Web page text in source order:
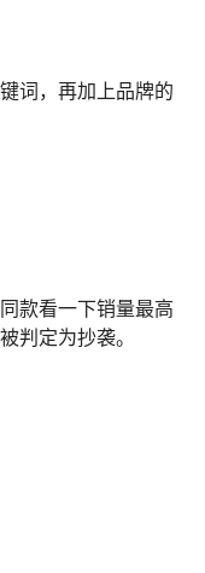
词，再加上品牌的
款看一下销量最高
判定为抄袭。